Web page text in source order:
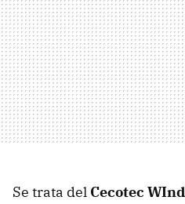
Se trata del Cecotec